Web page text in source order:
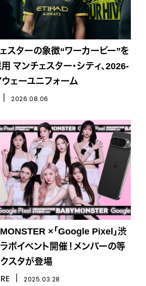
スターの象徴“ワーカービー”を
マンチェスター・シティ、2026-
ェーユニフォーム
2026.08.06
×「Google Pixel」渋
ボイベント開催！メンバーの等
スタが登場
2025.03.28